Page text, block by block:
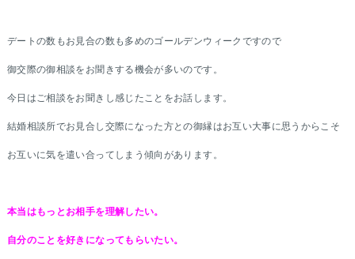
デートの数もお見合の数も多めのゴールデンウィークですので
御交際の御相談をお聞きする機会が多いのです。
今日はご相談をお聞きし感じたことをお話します。
結婚相談所でお見合し交際になった方との御縁はお互い大事に思うからこそ
お互いに気を遣い合ってしまう傾向があります。
本当はもっとお相手を理解したい。
自分のことを好きになってもらいたい。